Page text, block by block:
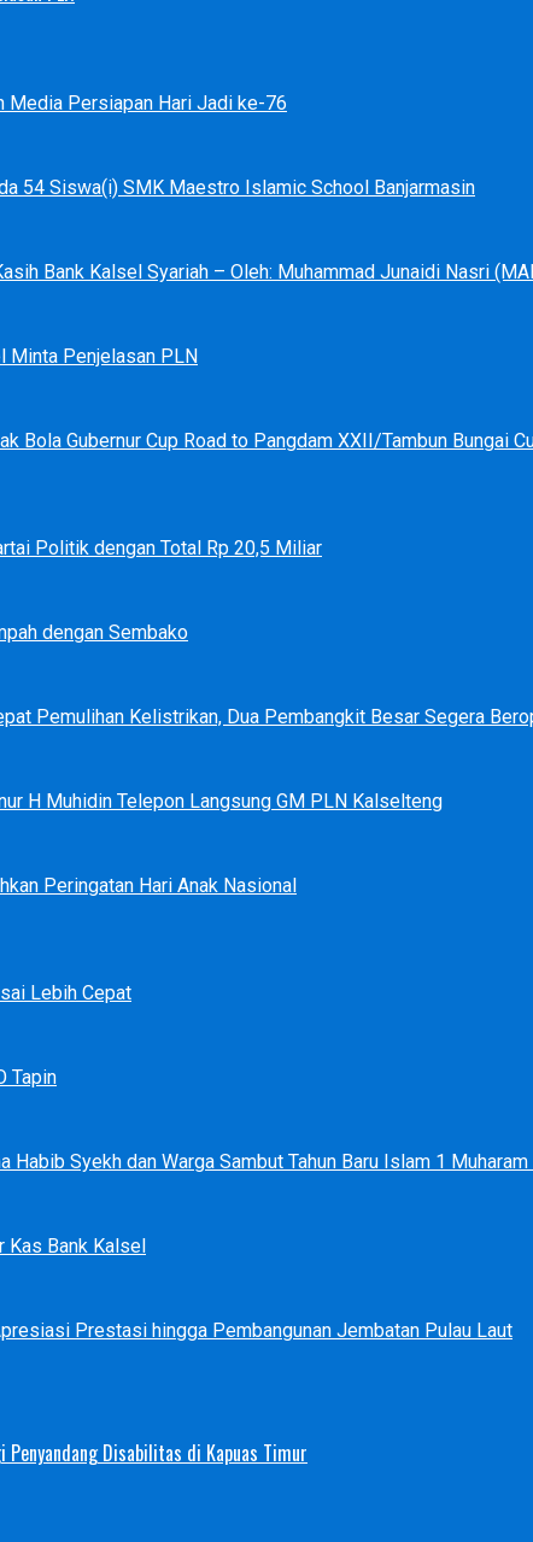
Media Persiapan Hari Jadi ke-76
54 Siswa(i) SMK Maestro Islamic School Banjarmasin
Bank Kalsel Syariah – Oleh: Muhammad Junaidi Nasri
Minta Penjelasan PLN
Bola Gubernur Cup Road to Pangdam XXII/Tambun Bungai
Politik dengan Total Rp 20,5 Miliar
dengan Sembako
Pemulihan Kelistrikan, Dua Pembangkit Besar Segera
H Muhidin Telepon Langsung GM PLN Kalselteng
Peringatan Hari Anak Nasional
Lebih Cepat
Tapin
Syekh dan Warga Sambut Tahun Baru Islam 1 Muharam
Kas Bank Kalsel
Prestasi hingga Pembangunan Jembatan Pulau Laut
Penyandang Disabilitas di Kapuas Timur